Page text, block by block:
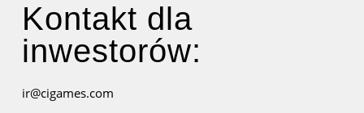
Kontakt dla
inwestorów:
ir@cigames.com